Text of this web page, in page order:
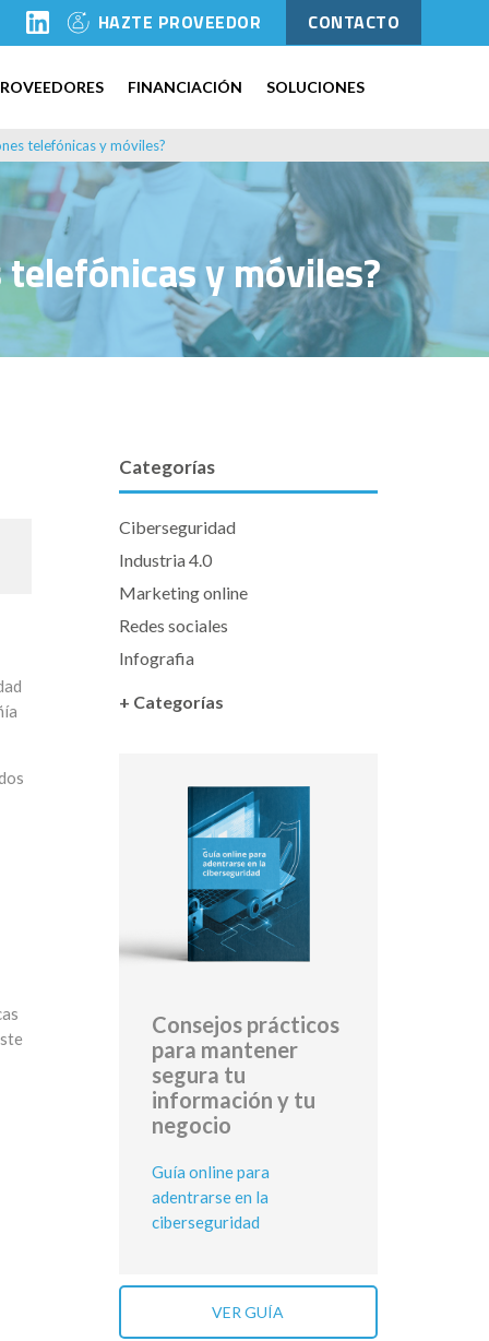
HAZTE PROVEEDOR CONTACTO
FINANCIACIÓN SOLUCIONES
telefónicas y móviles?
y móviles?
Categorías
Ciberseguridad
Industria 4.0
Marketing online
Redes sociales
Infografia
+ Categorías
Consejos prácticos
para mantener
segura tu
información y tu
negocio
Guía online para
adentrarse en la
ciberseguridad
VER GUÍA